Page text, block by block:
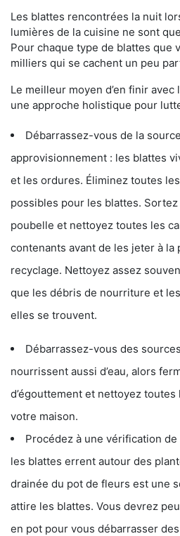
Les blattes rencontrées la nuit
lumières de la cuisine ne sont
Pour chaque type de blattes que
milliers qui se cachent un peu
Le meilleur moyen d’en finir avec
une approche holistique pour
Débarrassez-vous de la
approvisionnement : les blattes
et les ordures. Éliminez toutes
possibles pour les blattes.
poubelle et nettoyez toutes les
contenants avant de les jeter à la
recyclage. Nettoyez assez
que les débris de nourriture et
elles se trouvent.
Débarrassez-vous des
nourrissent aussi d’eau, alors
d’égouttement et nettoyez
votre maison.
Procédez à une vérification
les blattes errent autour des
drainée du pot de fleurs est une
attire les blattes. Vous devrez
en pot pour vous débarrasser